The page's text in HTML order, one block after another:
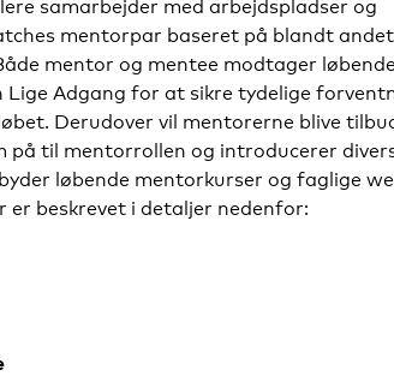
samarbejder med arbejdspladser og
mentorpar baseret på blandt
mentor og mentee modtager
Adgang for at sikre tydelige
Derudover vil mentorerne blive
til mentorrollen og introducerer
løbende mentorkurser og faglige
er beskrevet i detaljer nedenfor: